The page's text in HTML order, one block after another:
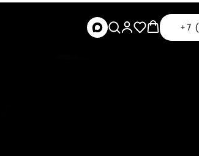
+7 (951) 831-62-62